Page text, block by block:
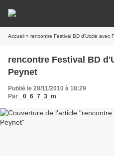
Accueil » rencontre Festival BD d'Uccle avec
rencontre Festival BD d'Uccle avec
Peynet
Publié le 28/11/2010 à 18:29
Par
_0_6_7_3_m